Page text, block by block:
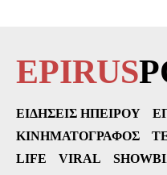
EPIRUS
ΕΙΔΉΣΕΙΣ ΗΠΕΊΡΟΥ
ΚΙΝΗΜΑΤΟΓΡΆΦΟΣ
LIFE
VIRAL